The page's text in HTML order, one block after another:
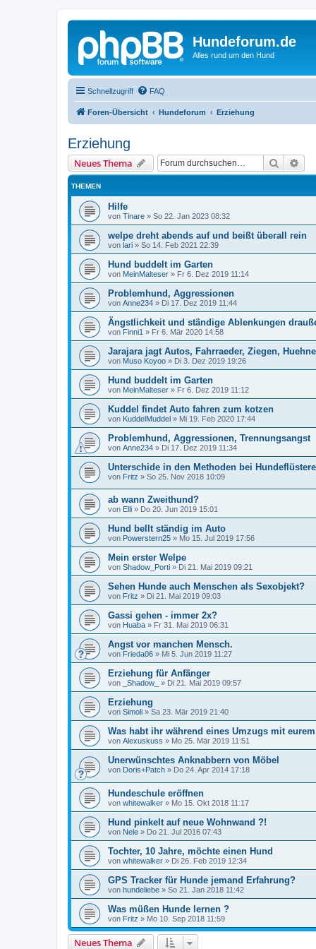
Hundeforum.de
Alles rund um den Hund
Schnellzugriff FAQ
Foren-Übersicht Hundeforum Erziehung
Erziehung
Neues Thema Suche
THEMEN
Hilfe
von Tinare » So 22. Jan 2023 08:32
welpe dreht abends auf und beißt überall rein
von lari » So 14. Feb 2021 22:39
Hund buddelt im Garten
von MeinMalteser » Fr 6. Dez 2019 11:14
Problemhund, Aggressionen
von Anne234 » Di 17. Dez 2019 11:44
Ängstlichkeit und ständige Ablenkungen
von Finni1 » Fr 6. Mär 2020 14:58
Jarajara jagt Autos, Fahrraeder, Ziegen,
von Muso Koyoo » Di 3. Dez 2019 19:26
Hund buddelt im Garten
von MeinMalteser » Fr 6. Dez 2019 11:12
Kuddel findet Auto fahren zum kotzen
von KuddelMuddel » Mi 19. Feb 2020 17:44
Problemhund, Aggressionen, Trennungsangst
von Anne234 » Di 17. Dez 2019 11:34
Unterschide in den Methoden bei
von Fritz » So 25. Nov 2018 10:09
ab wann Zweithund?
von Elli » Do 20. Jun 2019 15:01
Hund bellt ständig im Auto
von Powerstern25 » Mo 15. Jul 2019 17:56
Mein erster Welpe
von Shadow_Porti » Di 21. Mai 2019 09:21
Sehen Hunde auch Menschen als Sexobjekt?
von Fritz » Di 21. Mai 2019 09:03
Gassi gehen - immer 2x?
von Huaba » Fr 31. Mai 2019 06:31
Angst vor manchen Mensch.
von Frieda06 » Mi 5. Jun 2019 11:27
Erziehung für Anfänger
von _Shadow_ » Di 21. Mai 2019 09:57
Erziehung
von Simoli » Sa 23. Mär 2019 21:40
Was habt ihr während eines Umzugs mit
von Alexuskuss » Mo 25. Mär 2019 11:51
Unerwünschtes Anknabbern von Möbel
von Doris+Patch » Do 24. Apr 2014 17:18
Hundeschule eröffnen
von whitewalker » Mo 15. Okt 2018 11:17
Hund pinkelt auf neue Wohnwand ?!
von Nele » Do 21. Jul 2016 07:43
Tochter, 10 Jahre, möchte einen Hund
von whitewalker » Di 26. Feb 2019 12:34
GPS Tracker für Hunde jemand Erfahrung?
von hundeliebe » So 21. Jan 2018 11:42
Was müßen Hunde lernen ?
von Fritz » Mo 10. Sep 2018 11:59
Neues Thema